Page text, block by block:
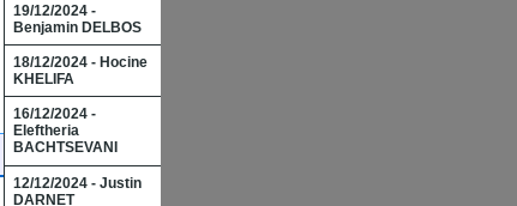
19/12/2024 -
Benjamin DELBOS
18/12/2024 - Hocine
KHELIFA
16/12/2024 -
Eleftheria
BACHTSEVANI
12/12/2024 - Justin
DARNET